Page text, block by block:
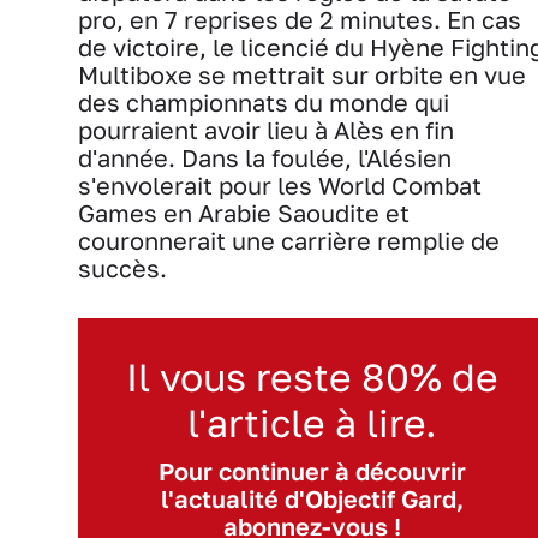
pro, en 7 reprises de 2 minutes. En cas
de victoire, le licencié du Hyène
Multiboxe se mettrait sur orbite en vue
des championnats du monde qui
pourraient avoir lieu à Alès en fin
d'année. Dans la foulée, l'Alésien
s'envolerait pour les World Combat
Games en Arabie Saoudite et
couronnerait une carrière remplie de
succès.
Il vous reste 80% de
l'article à lire.
Pour continuer à découvrir
l'actualité d'Objectif Gard,
abonnez-vous !